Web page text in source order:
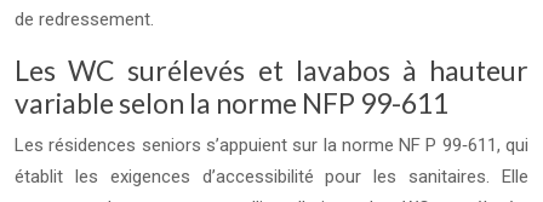
de redressement.
Les WC surélevés et lavabos à hauteur
variable selon la norme NFP 99-611
Les résidences seniors s’appuient sur la norme NF P 99‑611, qui
établit les exigences d’accessibilité pour les sanitaires. Elle